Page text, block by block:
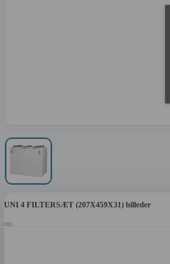
UNI 4 FILTERSÆT (207X459X31) billeder